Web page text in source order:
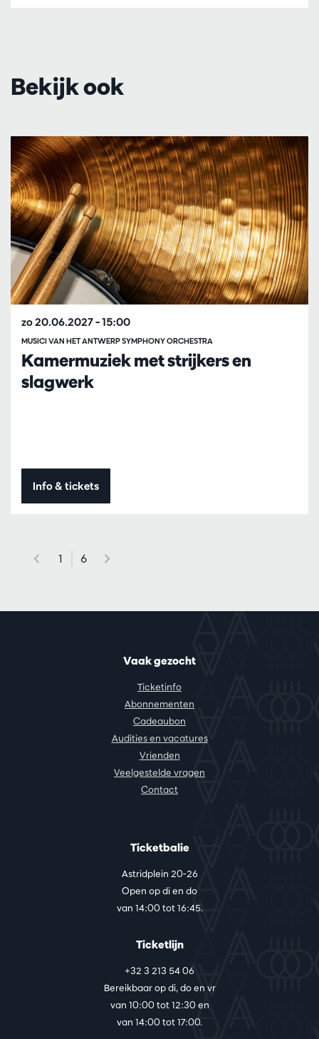
Bekijk ook
Kamermuziek met strijkers en
slagwerk
MUSICI VAN HET ANTWERP SYMPHONY ORCHESTRA
zo 20.06.2027– 15:00
Info & tickets
1 6
Vaak gezocht
Ticketinfo
Abonnementen
Cadeaubon
Audities en vacatures
Vrienden
Veelgestelde vragen
Contact
Ticketbalie
Astridplein 20-26
Open op di en do
van 14:00 tot 16:45.
Ticketlijn
+32 3 213 54 06
Bereikbaar op di, do en vr
van 10:00 tot 12:30 en
van 14:00 tot 17:00.